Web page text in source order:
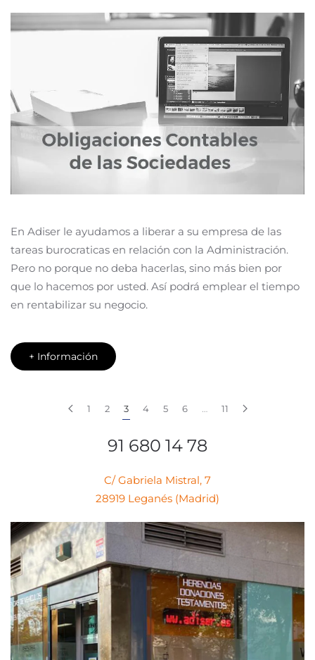
En Adiser le ayudamos a liberar a su empresa de las
tareas burocraticas en relación con la Administración.
Pero no porque no deba hacerlas, sino más bien por
que lo hacemos por usted. Así podrá emplear el tiempo
en rentabilizar su negocio.
+ Información
1 2 3 4 5 6 11
91 680 14 78
C/ Gabriela Mistral, 7
28919 Leganés (Madrid)